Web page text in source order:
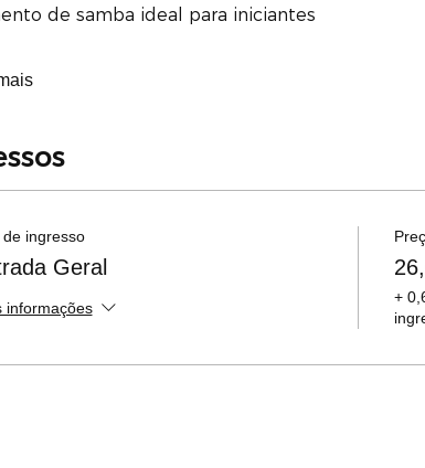
de samba ideal para iniciantes
de ingresso
Geral
informações
+